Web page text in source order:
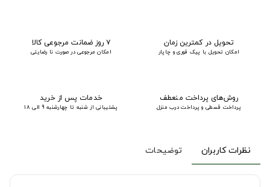
تحویل در کمترین زمان
امکان تحویل با پیک فوری و چاپار
۷ روز ضمانت مرجوعی کالا
امکان مرجوعی در صورت نا رضایتی
روش‌های پرداخت منعطف
پرداخت قسطی و پرداخت درب منزل
خدمات پس از خرید
پشتیبانی از شنبه تا چهارشنبه 9 الی 18
نظرات کاربران توضیحات